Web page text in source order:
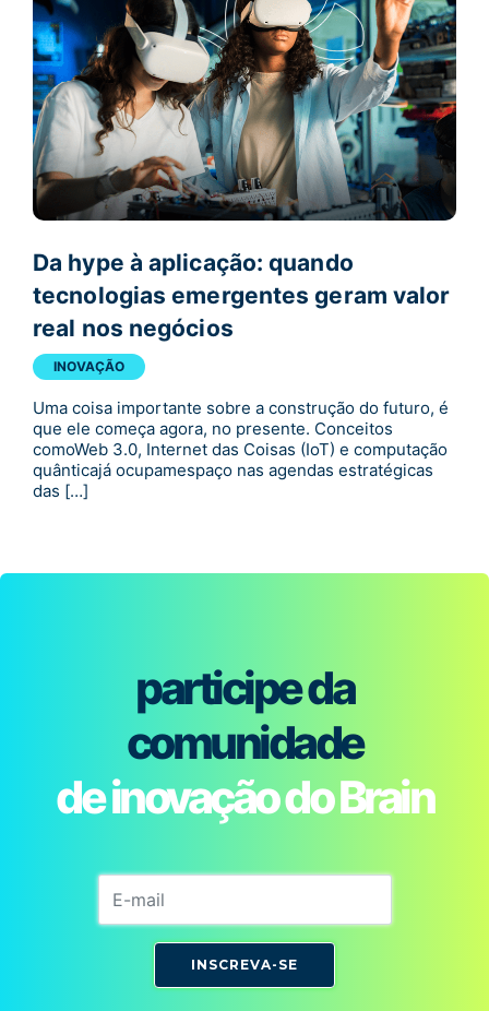
Da hype à aplicação: quando
tecnologias emergentes geram valor
real nos negócios
INOVAÇÃO
Uma coisa importante sobre a construção do futuro, é
que ele começa agora, no presente. Conceitos
comoWeb 3.0, Internet das Coisas (IoT) e computação
quânticajá ocupamespaço nas agendas estratégicas
das […]
participe da
comunidade
de inovação do Brain
INSCREVA-SE